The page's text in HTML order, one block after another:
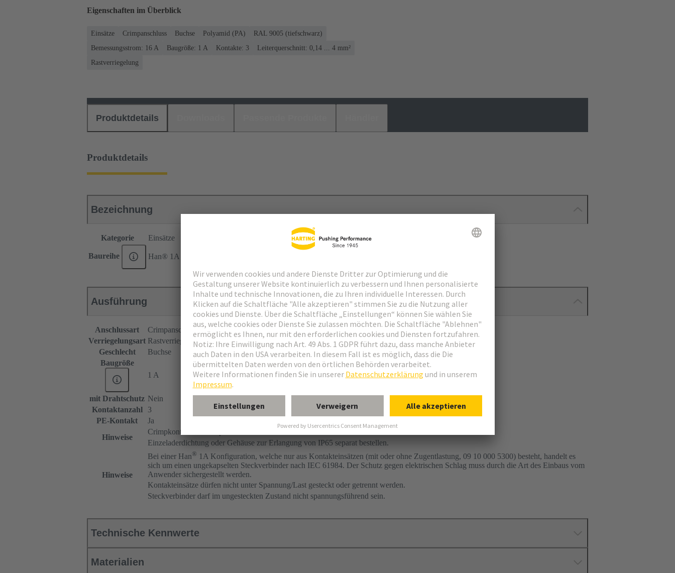
Eigenschaften im Überblick
Einsätze Crimpanschluss Buchse Polyamid (PA)
RAL 9005 (tiefschwarz)
Bemessungsstrom: ‌16 A
Baugröße: 1 A Kontakte: 3
Leiterquerschnitt: 0,14 ... 4 mm²
Rastverriegelung
Produktdetails
Produktdetails
Bezeichnung
Kategorie Einsätze
Baureihe Han® 1A
Ausführung
Anschlussart
Crimpanschluss
Verriegelungsart Rastverriegelung
Geschlecht
Buchse
Baugröße
1 A
mit Drahtschutz Nein
Kontaktanzahl
3
PE-Kontakt
Ja
Hinweise
Crimpkontakte bitte separat bestellen.
Einzeladerdichtung oder Gehäuse zur Erlangung von IP65 separat bestellen.
Hinweise
Bei einer Han® 1A Konfiguration, welche nur aus Kontakteinsätzen (mit oder ohne Zugentlastung, 09 10 000 5300) besteht, handelt es
sich um einen ungekapselten Steckverbinder nach IEC 61984. Der Schutz gegen elektrischen Schlag muss durch die Art des Einbaus vom
Anwender sichergestellt werden.
Kontakteinsätze dürfen nicht unter Spannung/Last gesteckt oder getrennt werden.
Steckverbinder darf im ungesteckten Zustand nicht spannungsführend sein.
Technische Kennwerte
Materialien